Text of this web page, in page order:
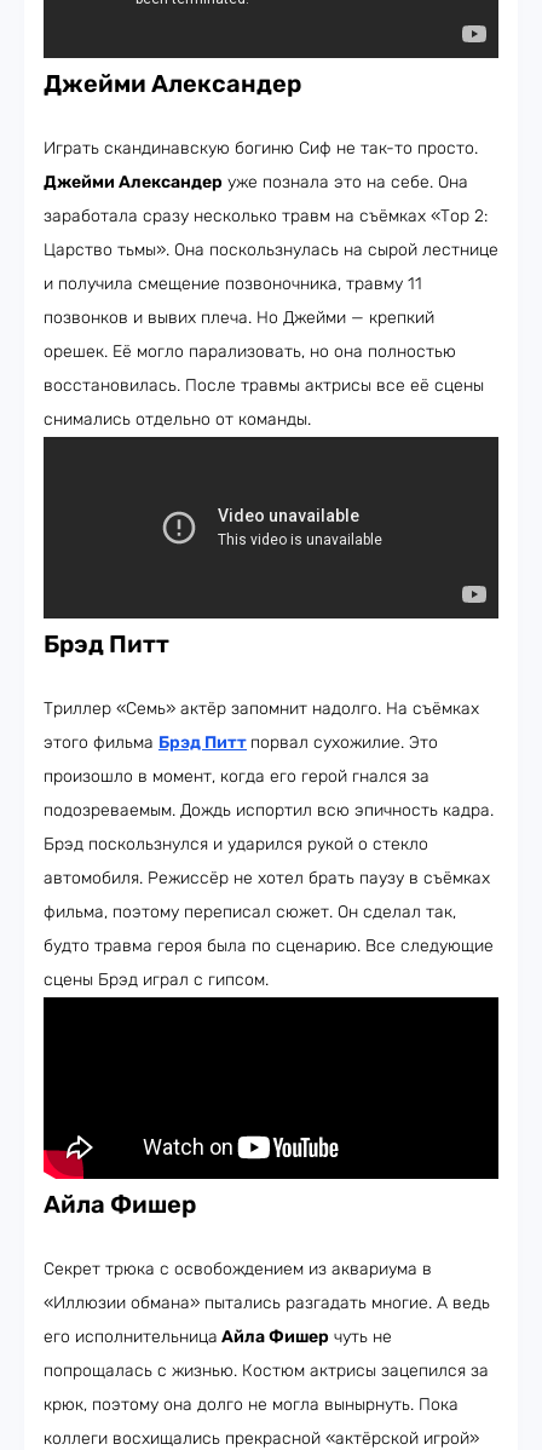
Джейми Александер
Играть скандинавскую богиню Сиф не так-то просто.
Джейми Александер уже познала это на себе. Она
заработала сразу несколько травм на съёмках «Тор 2:
Царство тьмы». Она поскользнулась на сырой лестнице
и получила смещение позвоночника, травму 11
позвонков и вывих плеча. Но Джейми — крепкий
орешек. Её могло парализовать, но она полностью
восстановилась. После травмы актрисы все её сцены
снимались отдельно от команды.
Брэд Питт
Триллер «Семь» актёр запомнит надолго. На съёмках
этого фильма Брэд Питт порвал сухожилие. Это
произошло в момент, когда его герой гнался за
подозреваемым. Дождь испортил всю эпичность кадра.
Брэд поскользнулся и ударился рукой о стекло
автомобиля. Режиссёр не хотел брать паузу в съёмках
фильма, поэтому переписал сюжет. Он сделал так,
будто травма героя была по сценарию. Все следующие
сцены Брэд играл с гипсом.
Айла Фишер
Секрет трюка с освобождением из аквариума в
«Иллюзии обмана» пытались разгадать многие. А ведь
его исполнительница Айла Фишер чуть не
попрощалась с жизнью. Костюм актрисы зацепился за
крюк, поэтому она долго не могла вынырнуть. Пока
коллеги восхищались прекрасной «актёрской игрой»